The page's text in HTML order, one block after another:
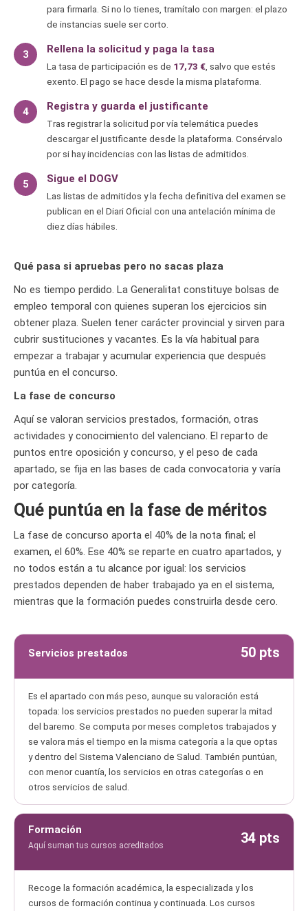
para firmarla. Si no lo tienes, tramítalo con margen: el plazo
de instancias suele ser corto.
3 Rellena la solicitud y paga la tasa
La tasa de participación es de 17,73 € , salvo que estés
exento. El pago se hace desde la misma plataforma.
4 Registra y guarda el justificante
Tras registrar la solicitud por vía telemática puedes
descargar el justificante desde la plataforma. Consérvalo
por si hay incidencias con las listas de admitidos.
5 Sigue el DOGV
Las listas de admitidos y la fecha definitiva del examen se
publican en el Diari Oficial con una antelación mínima de
diez días hábiles.
Qué pasa si apruebas pero no sacas plaza
No es tiempo perdido. La Generalitat constituye bolsas de
empleo temporal con quienes superan los ejercicios sin
obtener plaza. Suelen tener carácter provincial y sirven para
cubrir sustituciones y vacantes. Es la vía habitual para
empezar a trabajar y acumular experiencia que después
puntúa en el concurso.
La fase de concurso
Aquí se valoran servicios prestados, formación, otras
actividades y conocimiento del valenciano. El reparto de
puntos entre oposición y concurso, y el peso de cada
apartado, se fija en las bases de cada convocatoria y varía
por categoría.
Qué puntúa en la fase de méritos
La fase de concurso aporta el 40% de la nota final; el
examen, el 60%. Ese 40% se reparte en cuatro apartados, y
no todos están a tu alcance por igual: los servicios
prestados dependen de haber trabajado ya en el sistema,
mientras que la formación puedes construirla desde cero.
Servicios prestados 50 pts
Es el apartado con más peso, aunque su valoración está
topada: los servicios prestados no pueden superar la mitad
del baremo. Se computa por meses completos trabajados y
se valora más el tiempo en la misma categoría a la que optas
y dentro del Sistema Valenciano de Salud. También puntúan,
con menor cuantía, los servicios en otras categorías o en
otros servicios de salud.
Formación
Aquí suman tus cursos acreditados 34 pts
Recoge la formación académica, la especializada y los
cursos de formación continua y continuada. Los cursos